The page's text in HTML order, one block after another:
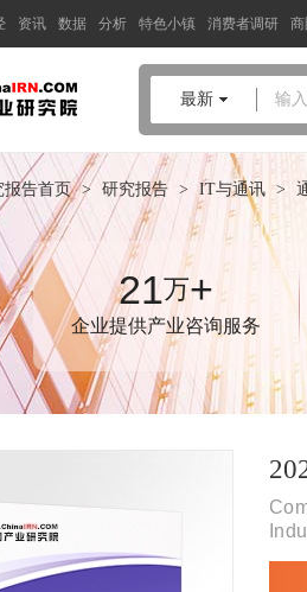
资讯 数据 分析 特色小镇 消费者调研 商
输
最新
报告首页 > 研究报告 > IT与通讯 >
21万+
企业提供产业咨询服务
中国产业咨询领导者
2026-2030年中国卫星遥感行
业全景深度调研与前景预测研
究报告
品质保障，一年免费更新维护
报告编号：1927343
出版日期：2026年6月
行业全景深度调研与前景预测研究报
分析专家领衔撰写，主要分析了卫
现状与投资前景，同时对卫星遥感
行业驱动力
精英团队